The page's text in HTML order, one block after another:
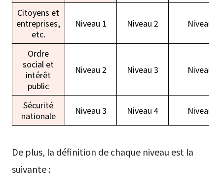
Citoyens et
entreprises,
etc.
Niveau 1 Niveau 2 Niveau 3
Ordre
social et
intérêt
public
Niveau 2 Niveau 3 Niveau 4
Sécurité
nationale
Niveau 3 Niveau 4 Niveau 5
De plus, la définition de chaque niveau est la
suivante :